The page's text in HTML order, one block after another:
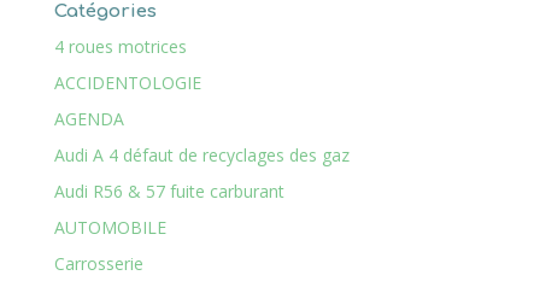
Catégories
4 roues motrices
ACCIDENTOLOGIE
AGENDA
Audi A 4 défaut de recyclages des gaz
Audi R56 & 57 fuite carburant
AUTOMOBILE
Carrosserie